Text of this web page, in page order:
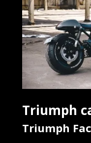
Triumph
Triumph